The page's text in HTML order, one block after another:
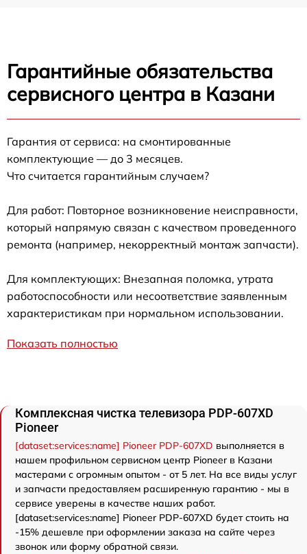
Гарантийные обязательства
сервисного центра в Казани
Гарантия от сервиса: на смонтированные
комплектующие — до 3 месяцев.
Что считается гарантийным случаем?
Для работ: Повторное возникновение неисправности,
который напрямую связан с качеством проведенного
ремонта (например, некорректный монтаж запчасти).
Для комплектующих: Внезапная поломка, утрата
работоспособности или несоответствие заявленным
характеристикам при нормальном использовании.
Показать полностью
Комплексная чистка телевизора PDP-607XD
Pioneer
[dataset:services:name] Pioneer PDP-607XD выполняется в
нашем профильном сервисном центр Pioneer в Казани
мастерами с огромным опытом - от 5 лет. На все виды услуг
и запчасти предоставляем расширенную гарантию - мы в
сервисе уверены в качестве наших работ.
[dataset:services:name] Pioneer PDP-607XD будет стоить на
-15% дешевле при оформлении заказа на сайте через
звонок или форму обратной связи.